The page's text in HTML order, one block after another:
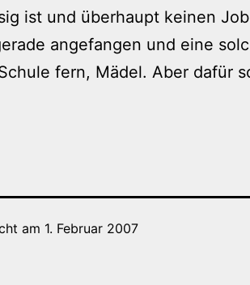
ist und überhaupt keinen
angefangen und eine
fern, Mädel. Aber dafür
am 1. Februar 2007